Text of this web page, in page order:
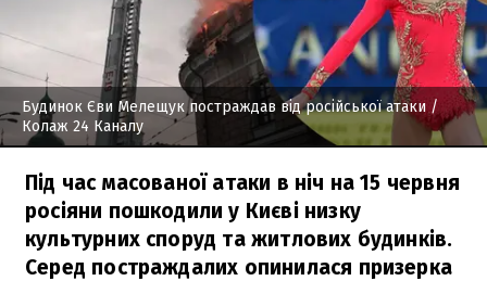
Будинок Єви Мелещук постраждав від російської атаки/
Колаж 24 Каналу
Під час масованої атаки в ніч на 15 червня
росіяни пошкодили у Києві низку
культурних споруд та житлових будинків.
Серед постраждалих опинилася призерка